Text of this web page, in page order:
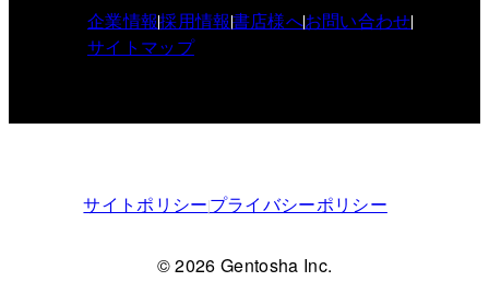
企業情報採用情報書店様へお問い合わせ
サイトマップ
サイトポリシープライバシーポリシー
© 2026 Gentosha Inc.